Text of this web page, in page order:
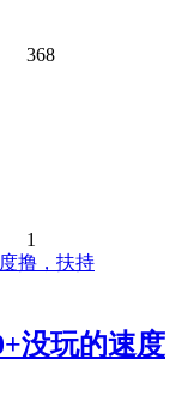
368
1
没玩的速度